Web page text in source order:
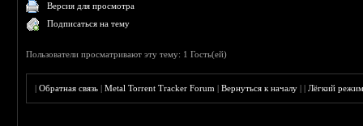
Версия для просмотра
Подписаться на тему
Пользователи просматривают эту тему: 1 Гость(ей)
|Обратная связь |Metal Torrent Tracker Forum |Вернуться к началу ||Лёгкий